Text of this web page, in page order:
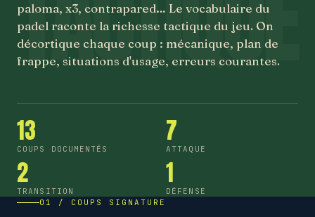
paloma, x3, contrapared… Le vocabulaire du
padel raconte la richesse tactique du jeu. On
décortique chaque coup : mécanique, plan de
frappe, situations d'usage, erreurs courantes.
13
COUPS DOCUMENTÉS
7
ATTAQUE
2
TRANSITION
1
DÉFENSE
01 / COUPS SIGNATURE